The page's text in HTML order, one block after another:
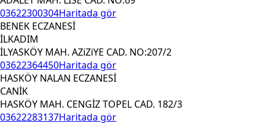
03622300304Haritada gör
BENEK ECZANESİ
İLKADIM
İLYASKÖY MAH. AZiZiYE CAD. NO:207/2
03622364450Haritada gör
HASKÖY NALAN ECZANESİ
CANİK
HASKÖY MAH. CENGİZ TOPEL CAD. 182/3
03622283137Haritada gör